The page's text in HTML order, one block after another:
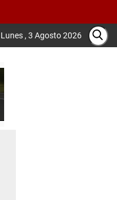
Lunes , 3 Agosto 2026